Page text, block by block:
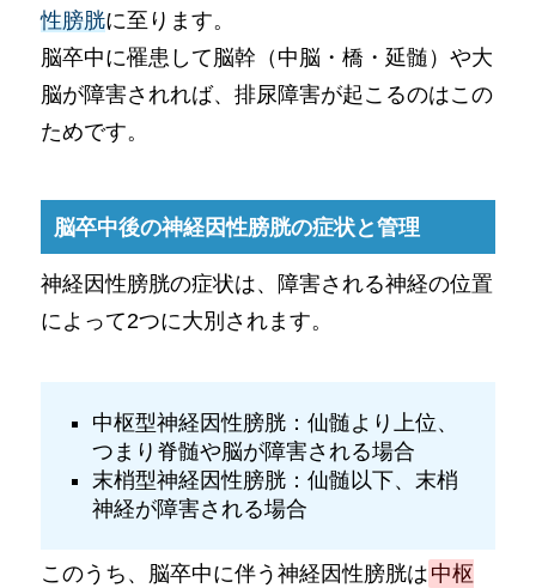
性膀胱に至ります。
脳卒中に罹患して脳幹（中脳・橋・延髄）や大
脳が障害されれば、排尿障害が起こるのはこの
ためです。
脳卒中後の神経因性膀胱の症状と管理
神経因性膀胱の症状は、障害される神経の位置
によって2つに大別されます。
中枢型神経因性膀胱：仙髄より上位、
つまり脊髄や脳が障害される場合
末梢型神経因性膀胱：仙髄以下、末梢
神経が障害される場合
このうち、脳卒中に伴う神経因性膀胱は 中枢